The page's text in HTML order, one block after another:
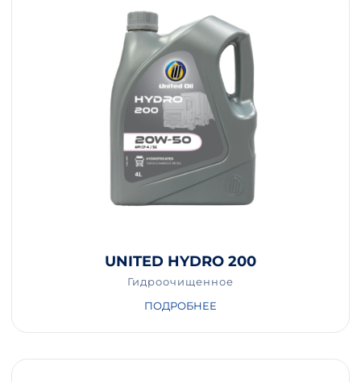
UNITED HYDRO 200
Гидроочищенное
ПОДРОБНЕЕ